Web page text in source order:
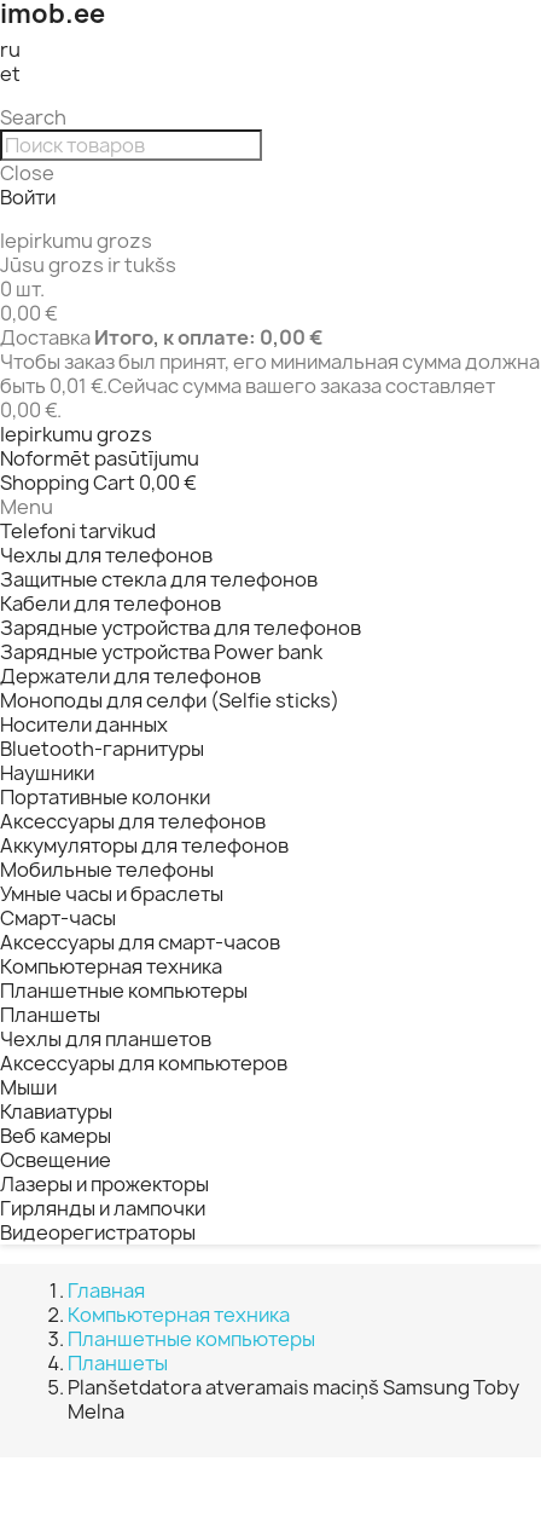
imob.ee
ru
et
Search
Close
Войти
Iepirkumu grozs
Jūsu grozs ir tukšs
0 шт.
0,00 €
ДоставкаИтого, к оплате: 0,00 €
Чтобы заказ был принят, его минимальная сумма должна
быть 0,01 €.Сейчас сумма вашего заказа составляет
0,00 €.
Iepirkumu grozs
Noformēt pasūtījumu
Shopping Cart 0,00 €
Menu
Telefoni tarvikud
Чехлы для телефонов
Защитные стекла для телефонов
Кабели для телефонов
Зарядные устройства для телефонов
Зарядные устройства Power bank
Держатели для телефонов
Моноподы для селфи (Selfie sticks)
Носители данных
Bluetooth-гарнитуры
Наушники
Портативные колонки
Аксессуары для телефонов
Аккумуляторы для телефонов
Мобильные телефоны
Умные часы и браслеты
Смарт-часы
Аксессуары для смарт-часов
Компьютерная техника
Планшетные компьютеры
Планшеты
Чехлы для планшетов
Аксессуары для компьютеров
Мыши
Клавиатуры
Веб камеры
Освещение
Лазеры и прожекторы
Гирлянды и лампочки
Видеорегистраторы
Главная
Компьютерная техника
Планшетные компьютеры
Планшеты
Planšetdatora atveramais maciņš Samsung Toby
Melna